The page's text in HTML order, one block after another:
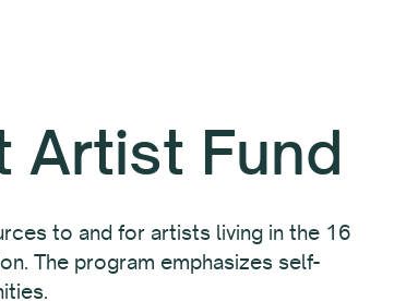
Artist Fund
to and for artists living in the 16
The program emphasizes self-